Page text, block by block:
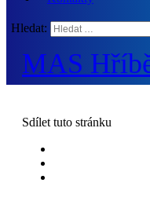
Hledat:
MAS
Sdílet tuto stránku